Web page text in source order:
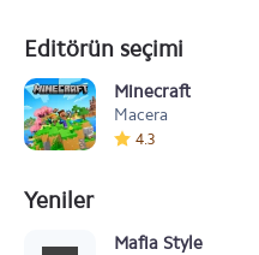
Editörün seçimi
Minecraft
Macera
4.3
Yeniler
Mafia Style